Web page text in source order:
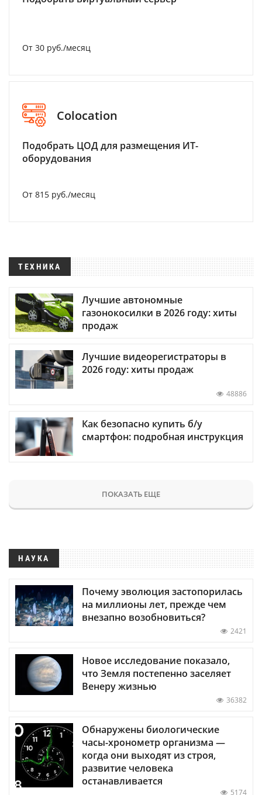
От 30 руб./месяц
Colocation
Подобрать ЦОД для размещения ИТ-
оборудования
От 815 руб./месяц
ТЕХНИКА
Лучшие автономные
газонокосилки в 2026 году: хиты
продаж
Лучшие видеорегистраторы в
2026 году: хиты продаж
48886
Как безопасно купить б/у
смартфон: подробная инструкция
ПОКАЗАТЬ ЕЩЕ
НАУКА
Почему эволюция застопорилась
на миллионы лет, прежде чем
внезапно возобновиться?
2421
Новое исследование показало,
что Земля постепенно заселяет
Венеру жизнью
36382
Обнаружены биологические
часы-хронометр организма —
когда они выходят из строя,
развитие человека
останавливается
5174